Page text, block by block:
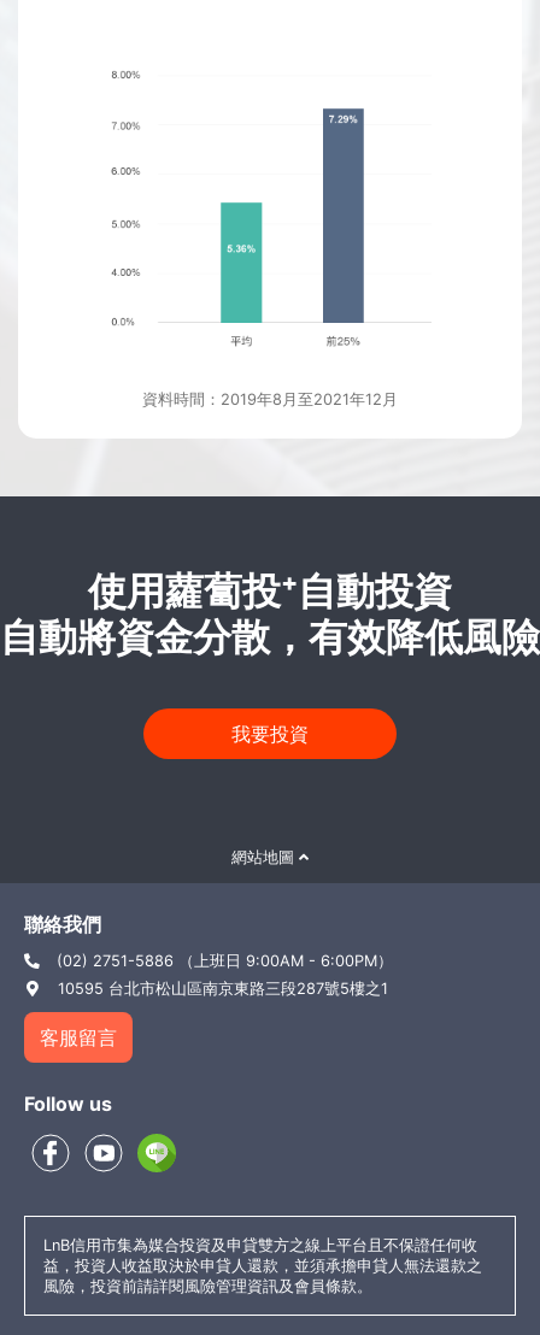
資料時間：2019年8月至2021年12月
使用蘿蔔投⁺自動投資
自動將資金分散，有效降低風險
我要投資
網站地圖
聯絡我們
(02) 2751-5886 （上班日 9:00AM - 6:00PM）
10595 台北市松山區南京東路三段287號5樓之1
客服留言
Follow us
LnB信用市集為媒合投資及申貸雙方之線上平台且不保證任何收
益，投資人收益取決於申貸人還款，並須承擔申貸人無法還款之
風險，投資前請詳閱風險管理資訊及會員條款。